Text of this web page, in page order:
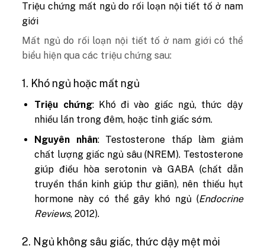
Triệu chứng mất ngủ do rối loạn nội tiết tố ở nam
giới
Mất ngủ do rối loạn nội tiết tố ở nam giới có thể
biểu hiện qua các triệu chứng sau:
1. Khó ngủ hoặc mất ngủ
Triệu chứng: Khó đi vào giấc ngủ, thức dậy
nhiều lần trong đêm, hoặc tỉnh giấc sớm.
Nguyên nhân: Testosterone thấp làm giảm
chất lượng giấc ngủ sâu (NREM). Testosterone
giúp điều hòa serotonin và GABA (chất dẫn
truyền thần kinh giúp thư giãn), nên thiếu hụt
hormone này có thể gây khó ngủ (Endocrine
Reviews, 2012).
2. Ngủ không sâu giấc, thức dậy mệt mỏi